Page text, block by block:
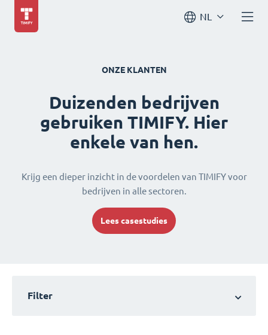
NL
ONZE KLANTEN
Duizenden bedrijven
gebruiken TIMIFY. Hier
enkele van hen.
Krijg een dieper inzicht in de voordelen van TIMIFY voor
bedrijven in alle sectoren.
Lees casestudies
Filter